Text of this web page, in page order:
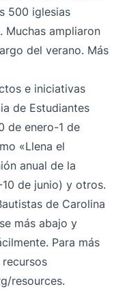
500 iglesias
Muchas ampliaron
del verano. Más
e iniciativas
de Estudiantes
de enero-1 de
«Llena el
anual de la
de junio) y otros.
de Carolina
más abajo y
Para más
resources.